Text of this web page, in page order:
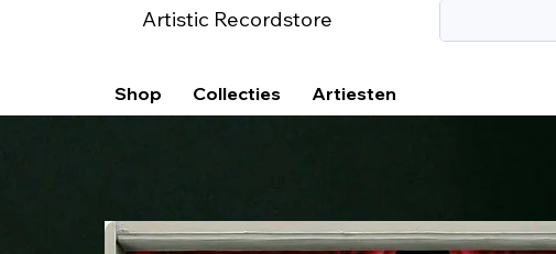
Artistic Recordstore
Shop Collecties Artiesten